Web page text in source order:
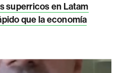
superricos en Latam
que la economía